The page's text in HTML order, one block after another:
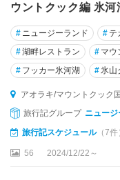
ウントクック編 氷
# ニュージーランド # テ
#湖畔レストラン # マウ
# フッカー氷河湖 # 氷山
アオラキ/マウントクック
旅行記グループ ニュー
旅行記スケジュール（7件
56 2024/12/22～